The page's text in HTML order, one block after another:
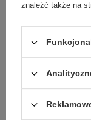
Osoby
odpowiedzialne
znaleźć także na